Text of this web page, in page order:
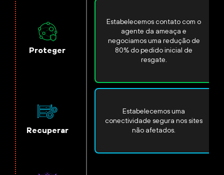
Proteger
Recuperar
Estabelecemos contato com o
agente da ameaça e
negociamos uma redução de
80% do pedido inicial de
resgate.
Estabelecemos uma
conectividade segura nos sites
não afetados.